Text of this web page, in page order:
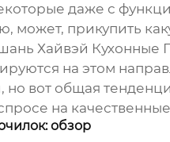
даже с
может, прикупить
Хайвэй Кухонные
на этом
вот общая
на
обзор